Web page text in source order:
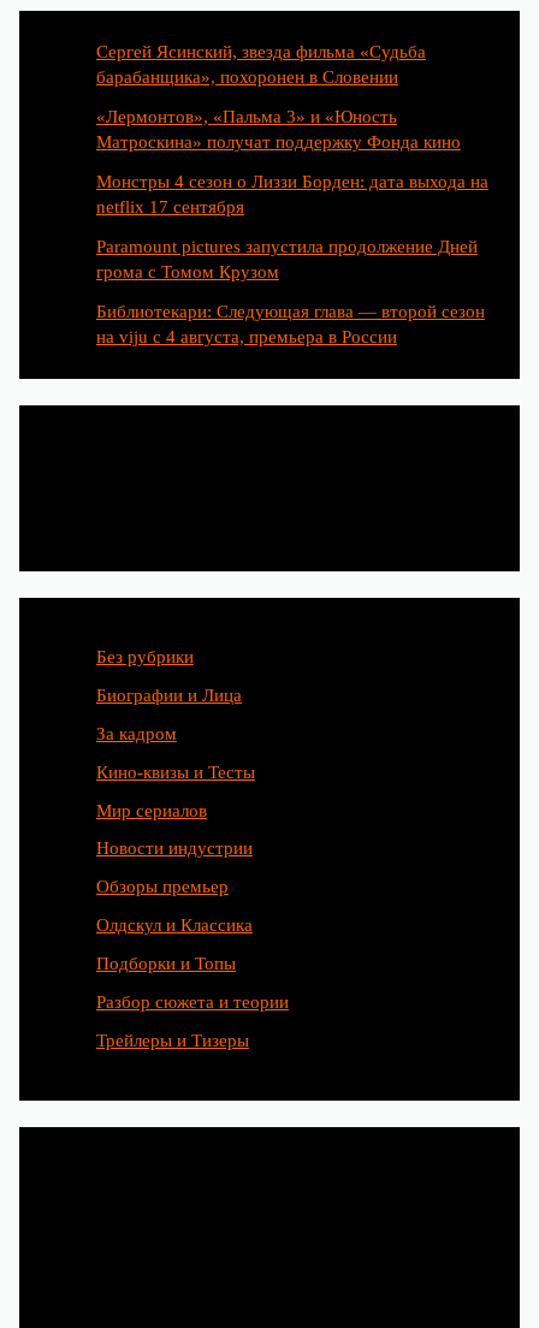
Сергей Ясинский, звезда фильма «Судьба
барабанщика», похоронен в Словении
«Лермонтов», «Пальма 3» и «Юность
Матроскина» получат поддержку Фонда кино
Монстры 4 сезон о Лиззи Борден: дата выхода на
netflix 17 сентября
Paramount pictures запустила продолжение Дней
грома с Томом Крузом
Библиотекари: Следующая глава — второй сезон
на viju с 4 августа, премьера в России
Без рубрики
Биографии и Лица
За кадром
Кино-квизы и Тесты
Мир сериалов
Новости индустрии
Обзоры премьер
Олдскул и Классика
Подборки и Топы
Разбор сюжета и теории
Трейлеры и Тизеры